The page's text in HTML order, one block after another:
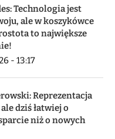
Technologia jest
ale w koszykówce
to największe
- 13:17
Reprezentacja
dziś łatwiej o
niż o nowych